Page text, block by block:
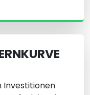
Investitionen